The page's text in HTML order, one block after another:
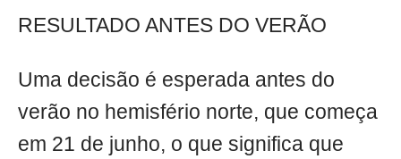
RESULTADO ANTES DO VERÃO
Uma decisão é esperada antes do
verão no hemisfério norte, que começa
em 21 de junho, o que significa que